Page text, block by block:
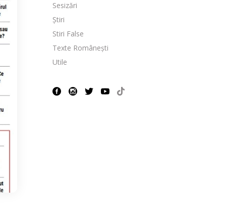
Sesizări
Știri
Stiri False
Texte Românești
Utile